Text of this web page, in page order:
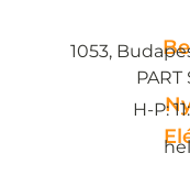
1053,
H-P: